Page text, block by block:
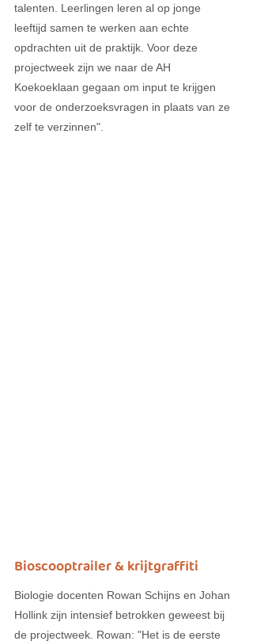
talenten. Leerlingen leren al op jonge
leeftijd samen te werken aan echte
opdrachten uit de praktijk. Voor deze
projectweek zijn we naar de AH
Koekoeklaan gegaan om input te krijgen
voor de onderzoeksvragen in plaats van ze
zelf te verzinnen".
Bioscooptrailer & krijtgraffiti
Biologie docenten Rowan Schijns en Johan
Hollink zijn intensief betrokken geweest bij
de projectweek. Rowan: "Het is de eerste